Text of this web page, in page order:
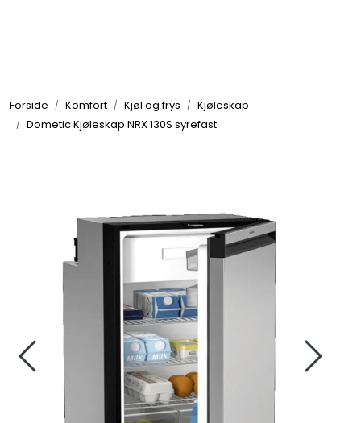
Forside Komfort Kjøl og frys
Kjøleskap
Dometic Kjøleskap NRX 130S syrefast
Elektrisk
Komfort
VVS
Motor/Styring
Fortøyning
Fritid/Sikkerhet